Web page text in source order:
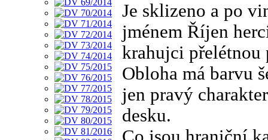
Je sklizeno a po
jménem Říjen
krahujci přelétnou
Obloha má barvu
jen pravý
desku.